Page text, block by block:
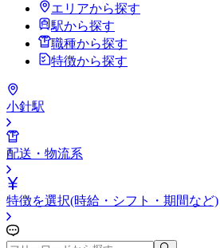
エリアから探す
駅から探す
職種から探す
特徴から探す
小針駅
配送・物流系
特徴を選択(時給・シフト・期間など)